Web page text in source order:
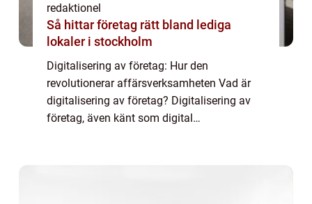
redaktionel
Så hittar företag rätt bland lediga
lokaler i stockholm
Digitalisering av företag: Hur den
revolutionerar affärsverksamheten Vad är
digitalisering av företag? Digitalisering av
företag, även känt som digital